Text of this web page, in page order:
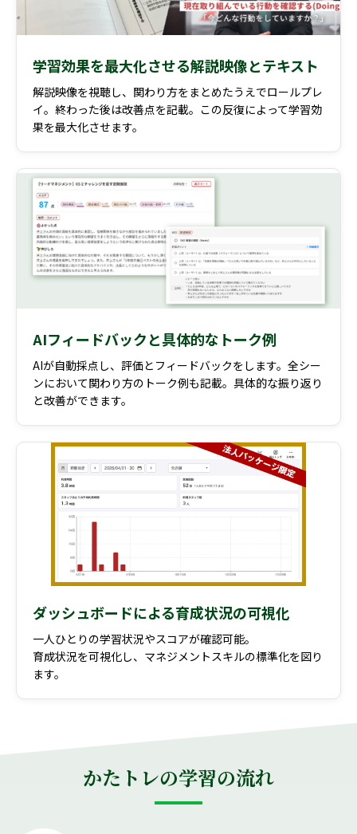
学習効果を最大化させる解説映像とテキスト
解説映像を視聴し、関わり方をまとめたうえでロールプレ
イ。終わった後は改善点を記載。この反復によって学習効
果を最大化させます。
AIフィードバックと具体的なトーク例
AIが自動採点し、評価とフィードバックをします。全シー
ンにおいて関わり方のトーク例も記載。具体的な振り返り
と改善ができます。
ダッシュボードによる育成状況の可視化
一人ひとりの学習状況やスコアが確認可能。
育成状況を可視化し、マネジメントスキルの標準化を図り
ます。
かたトレの学習の流れ